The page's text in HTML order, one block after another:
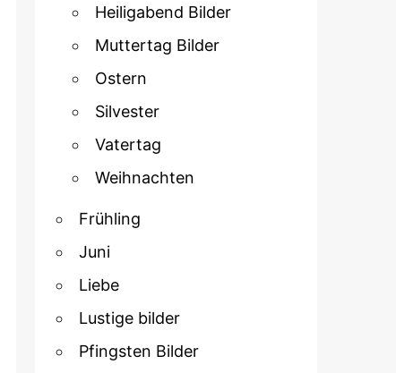
Heiligabend Bilder
Muttertag Bilder
Ostern
Silvester
Vatertag
Weihnachten
Frühling
Juni
Liebe
Lustige bilder
Pfingsten Bilder